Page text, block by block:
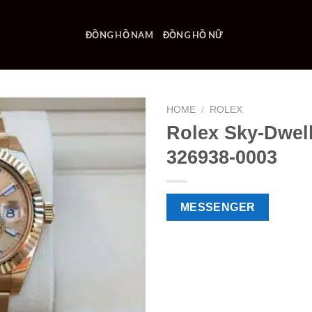
ĐỒNG HỒ NAM ĐỒNG HỒ NỮ
HOME / ROLEX
Rolex Sky-
326938-0003
MESSENGER